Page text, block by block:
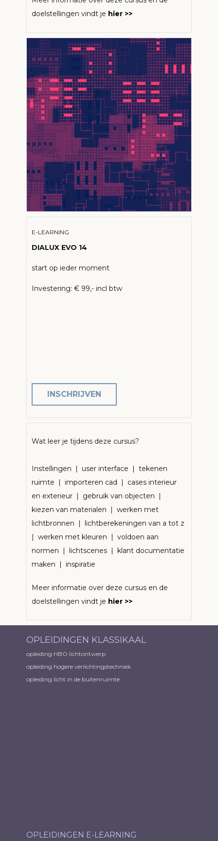
doelstellingen vindt je hier >>
E-LEARNING
DIALUX EVO 14
start op ieder moment
Investering: € 99,- incl btw
INSCHRIJVEN
Wat leer je tijdens deze cursus?
Instellingen | user interface | tekenen
ruimte | importeren cad | cases interieur
en exterieur | gebruik van objecten |
kiezen van materialen | werken met
lichtbronnen | lichtberekeningen van a tot z
| werken met kleuren | voldoen aan
normen | lichtscenes | klant documentatie
maken | inspiratie
Meer informatie over deze cursus en de
doelstellingen vindt je hier >>
OPLEIDINGEN KLASSIKAAL
opleiding HBO lichtontwerp
opleiding hogere verlichtingstechniek
opleiding licht in de buitenruimte
OPLEIDINGEN E-LEARNING